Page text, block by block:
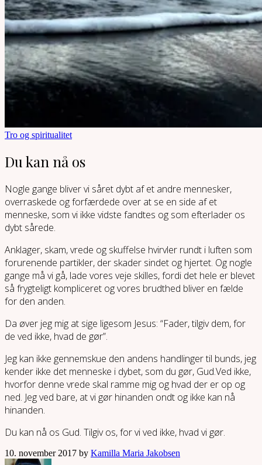
Tro og spiritualitet
Du kan nå os
Nogle gange bliver vi såret dybt af et andre mennesker,
overraskede og forfærdede over at se en side af et
menneske, som vi ikke vidste fandtes og som efterlader os
dybt sårede.
Anklager, skam, vrede og skuffelse hvirvler rundt i luften som
forurenende partikler, der skader sindet og hjertet. Og nogle
gange må vi gå, lade vores veje skilles, fordi det hele er blevet
så frygteligt kompliceret og vores brudthed bliver en fælde
for den anden.
Da øver jeg mig at sige ligesom Jesus: “Fader, tilgiv dem, for
de ved ikke, hvad de gør”.
Jeg kan ikke gennemskue den andens handlinger til bunds, jeg
kender ikke det menneske i dybet, som du gør, Gud.Ved ikke,
hvorfor denne vrede skal ramme mig og hvad der er op og
ned. Jeg ved bare, at vi gør hinanden ondt og ikke kan nå
hinanden.
Du kan nå os Gud. Tilgiv os, for vi ved ikke, hvad vi gør.
10. november 2017 by Kamilla Maria Jakobsen